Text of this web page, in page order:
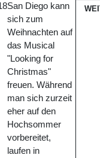
San Diego kann
sich zum
Weihnachten auf
das Musical
"Looking for
Christmas"
freuen. Während
man sich zurzeit
eher auf den
Hochsommer
vorbereitet,
laufen in